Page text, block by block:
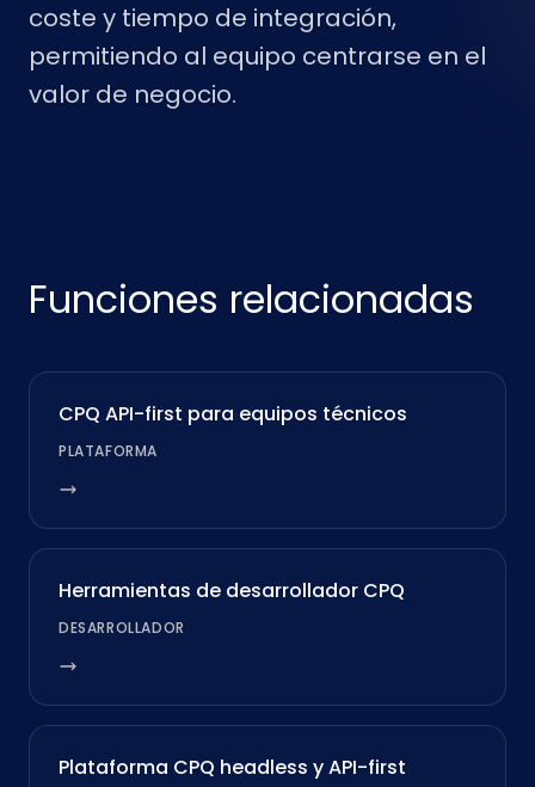
coste y tiempo de integración,
permitiendo al equipo centrarse en el
valor de negocio.
Funciones relacionadas
CPQ API-first para equipos técnicos
PLATAFORMA
Herramientas de desarrollador CPQ
DESARROLLADOR
Plataforma CPQ headless y API-first